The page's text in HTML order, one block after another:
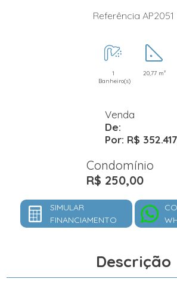
Referência AP2051
1
Banheiro(s)
20,77 m²
Venda
De:
Por: R$
Condomínio
R$ 250,00
SIMULAR
FINANCIAMENTO
Descrição